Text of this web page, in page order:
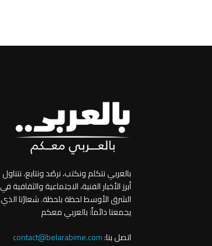
بالعربي نتكلم ونكتب، نرصُد ونتابع، نتناول
أبرز الأخبار الفنية، الاجتماعية والثقافية في
الشرق الأوسط لحظة بلحظة. شعارُنا الذي
يجمعنا دائماً: بالعربي معكم
اتصل بنا:contact@belarabime.com